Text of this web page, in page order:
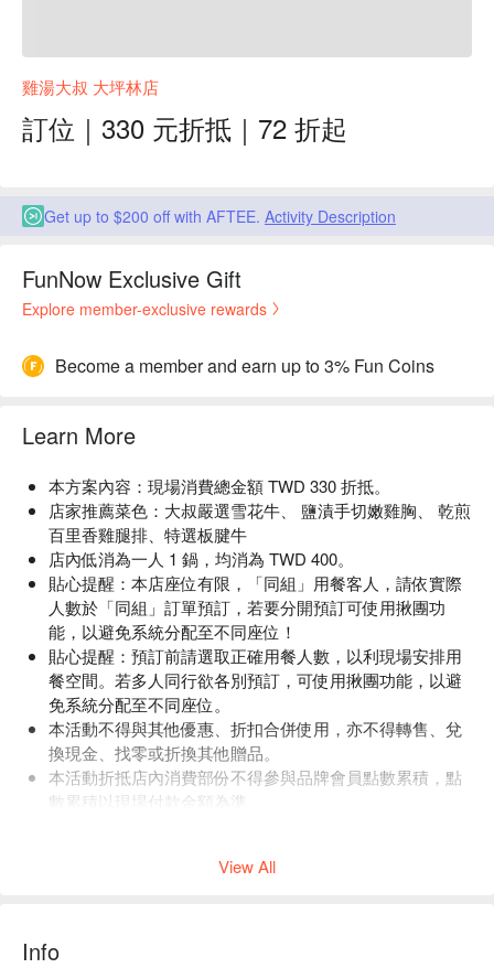
雞湯大叔 大坪林店
訂位｜330 元折抵｜72 折起
Get up to $200 off with AFTEE. Activity Description
FunNow Exclusive Gift
Explore member-exclusive rewards
Become a member and earn up to 3% Fun Coins
Learn More
本方案內容：現場消費總金額 TWD 330 折抵。
店家推薦菜色：大叔嚴選雪花牛、 鹽漬手切嫩雞胸、 乾煎
百里香雞腿排、特選板腱牛
店內低消為一人 1 鍋，均消為 TWD 400。
貼心提醒：本店座位有限，「同組」用餐客人，請依實際
人數於「同組」訂單預訂，若要分開預訂可使用揪團功
能，以避免系統分配至不同座位！
貼心提醒：預訂前請選取正確用餐人數，以利現場安排用
餐空間。若多人同行欲各別預訂，可使用揪團功能，以避
免系統分配至不同座位。
本活動不得與其他優惠、折扣合併使用，亦不得轉售、兌
換現金、找零或折換其他贈品。
本活動折抵店內消費部份不得參與品牌會員點數累積，點
數累積以現場付款金額為準。
從街邊小吃到辦桌經典，從夜市香氣到家常雞湯——
View All
Info